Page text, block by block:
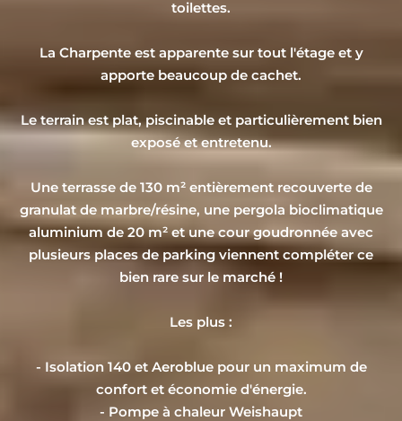
toilettes.
La Charpente est apparente sur tout l'étage et y
apporte beaucoup de cachet.
Le terrain est plat, piscinable et particulièrement bien
exposé et entretenu.
Une terrasse de 130 m² entièrement recouverte de
granulat de marbre/résine, une pergola bioclimatique
aluminium de 20 m² et une cour goudronnée avec
plusieurs places de parking viennent compléter ce
bien rare sur le marché !
Les plus :
- Isolation 140 et Aeroblue pour un maximum de
confort et économie d'énergie.
- Pompe à chaleur Weishaupt